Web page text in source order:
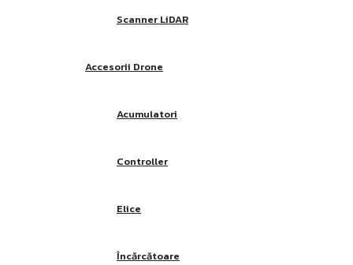
Scanner LiDAR
Accesorii Drone
Acumulatori
Controller
Elice
Încărcătoare